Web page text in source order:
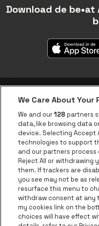
Download de
be•at
Be•at Tickets
We Care About Your
We and our128 partners
data, like browsing data
device. Selecting Accept
technologies to support
and our partners
Reject All or withdrawing
them. If trackers are
you see may not be as
resurface this menu to
withdraw consent at any
my cookies link on the
choices will have effect